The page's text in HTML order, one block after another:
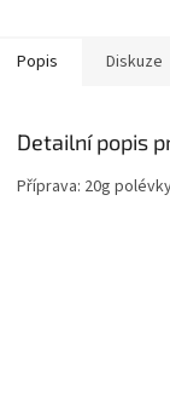
Popis Diskuze
Detailní popis
Příprava: 20g